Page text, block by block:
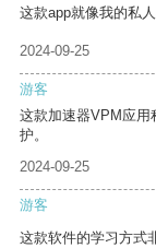
这款app就像我的私
2024-09-25
游客
这款加速器VPM应用
护。
2024-09-25
游客
这款软件的学习方式